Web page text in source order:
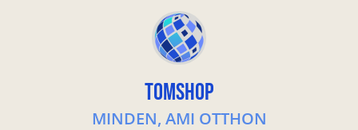
TOMSHOP
MINDEN, AMI OTTHON